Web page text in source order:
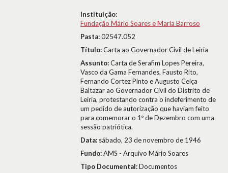
Instituição:
Fundação Mário Soares e Maria Barroso
Pasta:02547.052
Título:Carta ao Governador Civil de Leiria
Assunto:Carta de Serafim Lopes Pereira,
Vasco da Gama Fernandes, Fausto Rito,
Fernando Cortez Pinto e Augusto Ceiça
Baltazar ao Governador Civil do Distrito de
Leiria, protestando contra o indeferimento de
um pedido de autorização que haviam feito
para comemorar o 1º de Dezembro com uma
sessão patriótica.
Data: sábado, 23 de novembro de 1946
Fundo:AMS - Arquivo Mário Soares
Tipo Documental:Documentos